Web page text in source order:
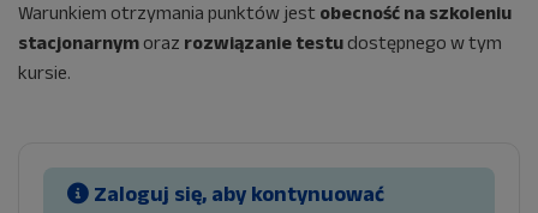
Warunkiem otrzymania punktów jest obecność na szkoleniu
stacjonarnym oraz rozwiązanie testu dostępnego w tym
kursie.
Zaloguj się, aby kontynuować